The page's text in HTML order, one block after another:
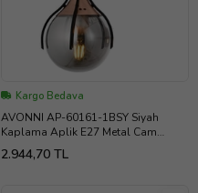
Kargo Bedava
AVONNI AP-60161-1BSY Siyah
Kaplama Aplik E27 Metal Cam
13x18cm
2.944,70 TL